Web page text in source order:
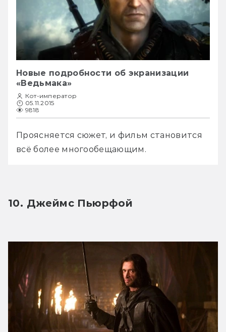
Новые подробности об экранизации
«Ведьмака»
Кот-император
05.11.2015
9818
Проясняется сюжет, и фильм становится
всё более многообещающим.
10. Джеймс Пьюрфой